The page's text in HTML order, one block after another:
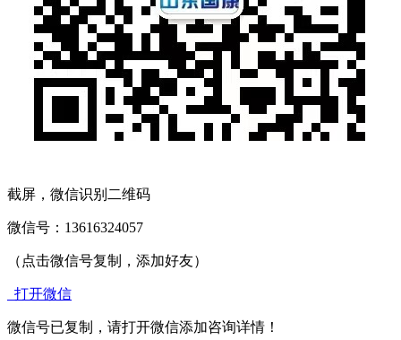
截屏，微信识别二维码
微信号： 13616324057
（点击微信号复制，添加好友）
打开微信
微信号已复制，请打开微信添加咨询详情！